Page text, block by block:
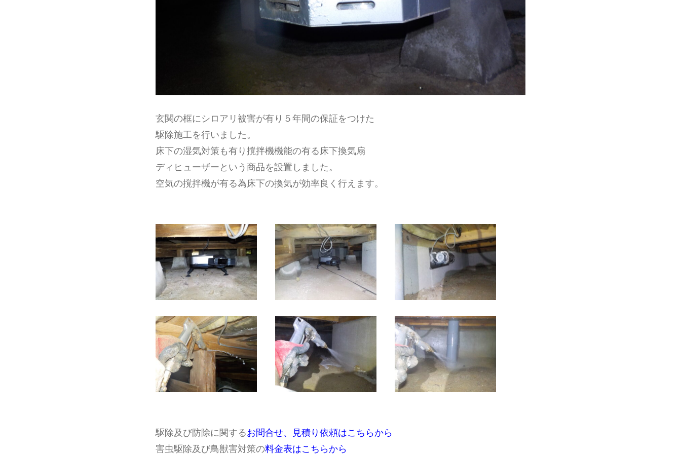
玄関の框にシロアリ被害が有り５年間の保証をつけた
駆除施工を行いました。
床下の湿気対策も有り撹拌機機能の有る床下換気扇
ディヒューザーという商品を設置しました。
空気の撹拌機が有る為床下の換気が効率良く行えます。
駆除及び防除に関するお問合せ、見積り依頼はこちらから
害虫駆除及び鳥獣害対策の料金表はこちらから